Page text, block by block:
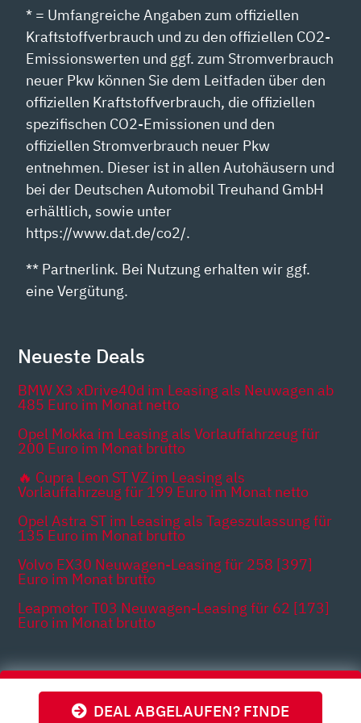
DEAL ABGELAUFEN? FINDE
* = Umfangreiche Angaben zum offiziellen
Kraftstoffverbrauch und zu den offiziellen CO2-
Emissionswerten und ggf. zum Stromverbrauch
neuer Pkw können Sie dem Leitfaden über den
offiziellen Kraftstoffverbrauch, die offiziellen
spezifischen CO2-Emissionen und den
offiziellen Stromverbrauch neuer Pkw
entnehmen. Dieser ist in allen Autohäusern und
bei der Deutschen Automobil Treuhand GmbH
erhältlich, sowie unter
https://www.dat.de/co2/.
** Partnerlink. Bei Nutzung erhalten wir ggf.
eine Vergütung.
Neueste Deals
BMW X3 xDrive40d im Leasing als Neuwagen ab
485 Euro im Monat netto
Opel Mokka im Leasing als Vorlauffahrzeug für
200 Euro im Monat brutto
🔥 Cupra Leon ST VZ im Leasing als
Vorlauffahrzeug für 199 Euro im Monat netto
Opel Astra ST im Leasing als Tageszulassung für
135 Euro im Monat brutto
Volvo EX30 Neuwagen-Leasing für 258 [397]
Euro im Monat brutto
Leapmotor T03 Neuwagen-Leasing für 62 [173]
Euro im Monat brutto